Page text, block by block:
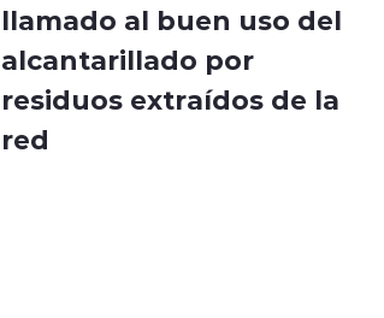
llamado al buen uso del
alcantarillado por
residuos extraídos de la
red